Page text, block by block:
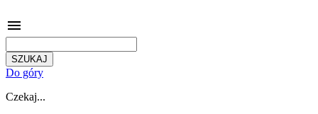
menu
Do góry
Czekaj...